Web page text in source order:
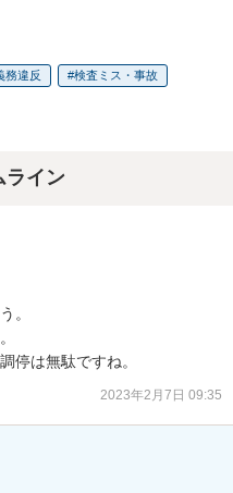
務違反 検査ミス・事故
ライン
。
停は無駄ですね。
2023年2月7日 09:35